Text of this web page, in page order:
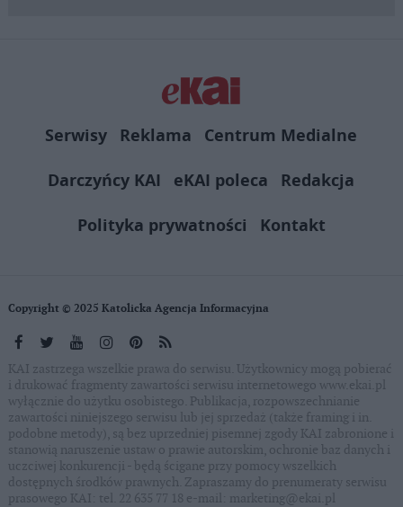
Serwisy Reklama
Centrum Medialne
Darczyńcy KAI
eKAI poleca
Redakcja
Polityka prywatności
Kontakt
Copyright © 2025 Katolicka Agencja Informacyjna
KAI zastrzega wszelkie prawa do serwisu. Użytkownicy mogą pobierać
i drukować fragmenty zawartości serwisu internetowego www.ekai.pl
wyłącznie do użytku osobistego. Publikacja, rozpowszechnianie
zawartości niniejszego serwisu lub jej sprzedaż (także framing i in.
podobne metody), są bez uprzedniej pisemnej zgody KAI zabronione i
stanowią naruszenie ustaw o prawie autorskim, ochronie baz danych i
uczciwej konkurencji - będą ścigane przy pomocy wszelkich
dostępnych środków prawnych. Zapraszamy do prenumeraty serwisu
prasowego KAI: tel. 22 635 77 18 e-mail: marketing@ekai.pl